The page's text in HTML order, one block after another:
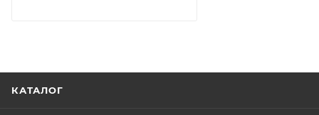
КАТАЛОГ